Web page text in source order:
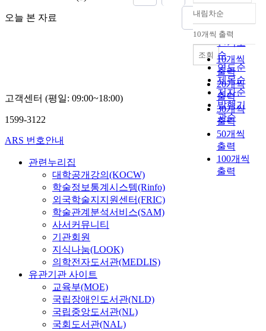
오늘 본 자료
정확도
순
인기도
순
연도순
제목순
저자순
발행기
관순
내림차순
내림차순
10개씩 출력
10개씩
출력
20개씩
출력
30개씩
출력
50개씩
출력
100개씩
출력
조회
고객센터 (평일: 09:00~18:00)
1599-3122
ARS 번호안내
관련누리집
대학공개강의(KOCW)
학술정보통계시스템(Rinfo)
외국학술지지원센터(FRIC)
학술관계분석서비스(SAM)
사서커뮤니티
기관회원
지식나눔(LOOK)
의학전자도서관(MEDLIS)
유관기관 사이트
교육부(MOE)
국립장애인도서관(NLD)
국립중앙도서관(NL)
국회도서관(NAL)